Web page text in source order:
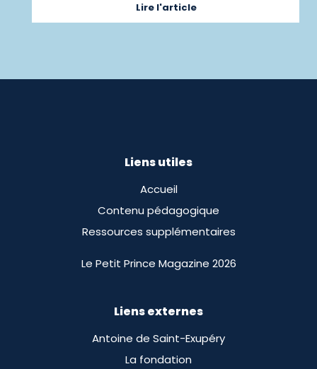
Lire l'article
Liens utiles
Accueil
Contenu pédagogique
Ressources supplémentaires
Le Petit Prince Magazine 2026
Liens externes
Antoine de Saint-Exupéry
La fondation